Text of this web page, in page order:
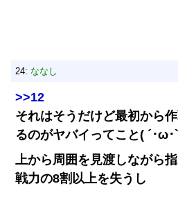
24: ななし
>>12
それはそうだけど最初から
るのがヤバイってこと( ´･ω･
上から周囲を見渡しながら
戦力の8割以上を失うし